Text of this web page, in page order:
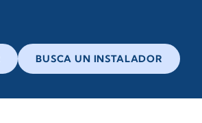
BUSCA UN INSTALADOR